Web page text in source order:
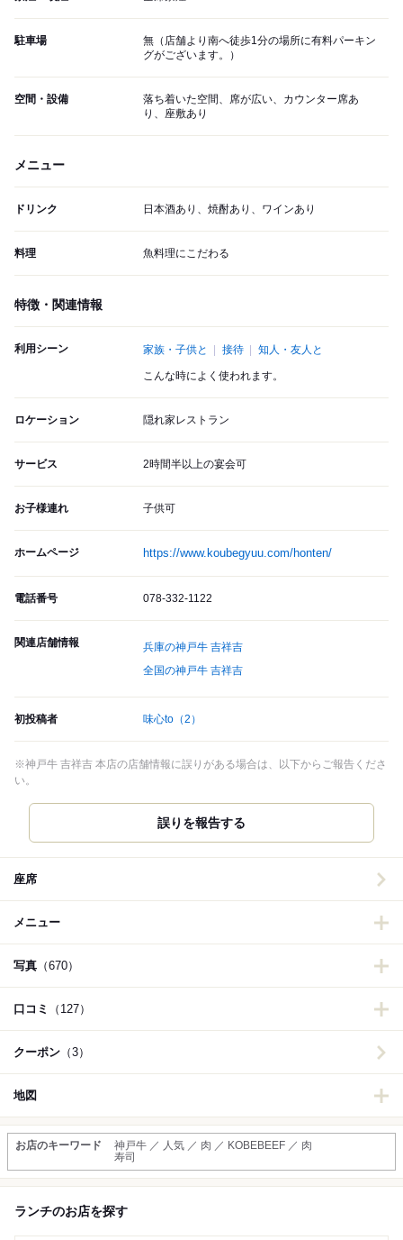
駐車場
無（店舗より南へ徒歩1分の場所に有料パーキン
グがございます。）
空間・設備
落ち着いた空間、席が広い、カウンター席あ
り、座敷あり
メニュー
ドリンク 日本酒あり、焼酎あり、ワインあり
料理 魚料理にこだわる
特徴・関連情報
利用シーン 家族・子供と 接待 知人・友人と
こんな時によく使われます。
ロケーション 隠れ家レストラン
サービス 2時間半以上の宴会可
お子様連れ 子供可
ホームページ https://www.koubegyuu.com/honten/
電話番号 078-332-1122
関連店舗情報
兵庫の神戸牛 吉祥吉
全国の神戸牛 吉祥吉
初投稿者 味心to （2）
※神戸牛 吉祥吉 本店の店舗情報に誤りがある場合は、以下からご報告くださ
い。
誤りを報告する
座席
メニュー
写真 （670）
口コミ （127）
クーポン （3）
地図
お店のキーワード
神戸牛 ／ 人気 ／ 肉 ／ KOBEBEEF ／ 肉
寿司
ランチのお店を探す